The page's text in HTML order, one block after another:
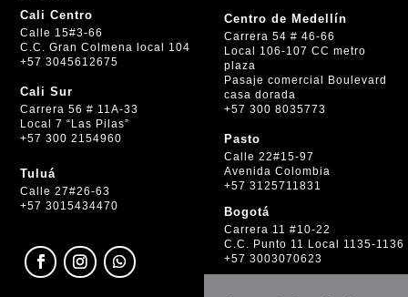
Cali Centro
Calle 15#3-66
C.C. Gran Colmena local 104
+57 3045612675
Cali Sur
Carrera 56 # 11A-33
Local 7 “Las Pilas”
+57 300 2154960
Tuluá
Calle 27#26-63
+57 3015434470
Centro de Medellín
Carrera 54 # 46-66
Local 106-107 CC metro
plaza
Pasaje comercial Boulevard
casa dorada
+57 300 8035773
Pasto
Calle 22#15-97
Avenida Colombia
+57 3125711831
Bogotá
Carrera 11 #10-22
C.C. Punto 11 Local 1135-1136
+57 3003070623